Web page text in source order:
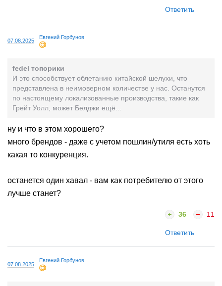
Ответить
07.08.2025
Евгений Горбунов
fedel топорики
И это способствует облетанию китайской шелухи, что
представлена в неимоверном количестве у нас. Останутся
по настоящему локализованные производства, такие как
Грейт Уолл, может Белджи ещё...
ну и что в этом хорошего?
много брендов - даже с учетом пошлин/утиля есть хоть
какая то конкуренция.
останется один хавал - вам как потребителю от этого
лучше станет?
36 11
Ответить
07.08.2025
Евгений Горбунов